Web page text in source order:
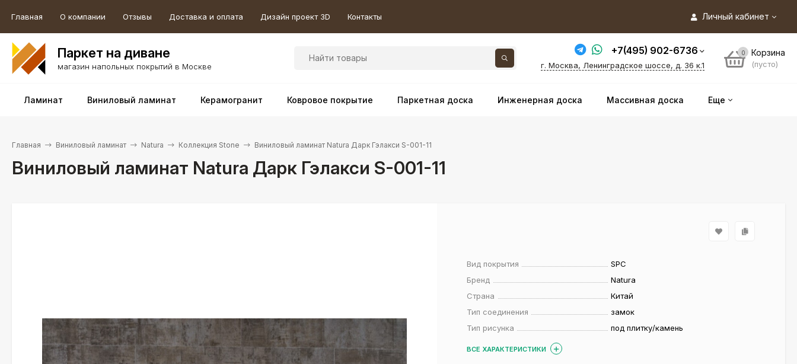
Личный кабинет
Главная О компании Отзывы Доставка и оплата Дизайн проект 3D Контакты
Паркет на диване
магазин напольных покрытий в Москве
+7(495) 902-6736
г. Москва, Ленинградское шоссе, д. 36 к.1
0 Корзина
(пусто)
Ламинат Виниловый ламинат Керамогранит Ковровое покрытие Паркетная доска Инженерная доска Массивная доска Еще
Главная Виниловый ламинат Natura Коллекция Stone Виниловый ламинат Natura Дарк Гэлакси S-001-11
Виниловый ламинат Natura Дарк Гэлакси S-001-11
Вид покрытия
SPC
Бренд
Natura
Страна
Китай
Тип соединения
замок
Тип рисунка
под плитку/камень
ВСЕ ХАРАКТЕРИСТИКИ